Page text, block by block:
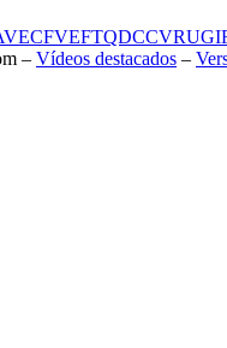
CFVEFTQDCCVRU
– Vídeos destacados –